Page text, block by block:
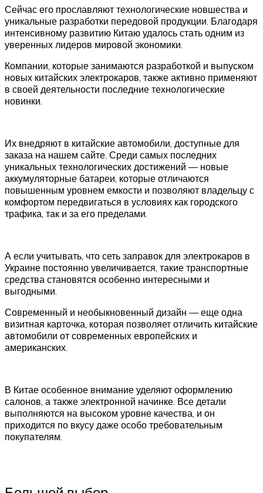
Сейчас его прославляют технологические новшества и
уникальные разработки передовой продукции. Благодаря
интенсивному развитию Китаю удалось стать одним из
уверенных лидеров мировой экономики.
Компании, которые занимаются разработкой и выпуском
новых китайских электрокаров, также активно применяют
в своей деятельности последние технологические
новинки.
Их внедряют в китайские автомобили, доступные для
заказа на нашем сайте. Среди самых последних
уникальных технологических достижений — новые
аккумуляторные батареи, которые отличаются
повышенным уровнем емкости и позволяют владельцу с
комфортом передвигаться в условиях как городского
трафика, так и за его пределами.
А если учитывать, что сеть заправок для электрокаров в
Украине постоянно увеличивается, такие транспортные
средства становятся особенно интересными и
выгодными.
Современный и необыкновенный дизайн — еще одна
визитная карточка, которая позволяет отличить китайские
автомобили от современных европейских и
американских.
В Китае особенное внимание уделяют оформлению
салонов, а также электронной начинке. Все детали
выполняются на высоком уровне качества, и он
приходится по вкусу даже особо требовательным
покупателям.